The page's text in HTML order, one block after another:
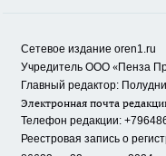
Сетевое издание oren1.ru
Учредитель ООО «Пенза
Главный редактор:
Электронная почта
Телефон редакции:
Реестровая запись о